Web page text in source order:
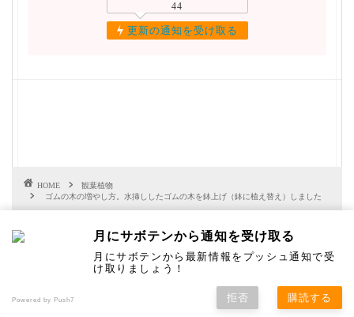
44
更新の通知を受け取る
HOME
観葉植物
ゴムの木の増やし方。水挿ししたゴムの木を鉢上げ（鉢に植え替え）しました
こちらの記事も読まれています
月にサボテンから通知を受け取る
月にサボテンから最新情報をプッシュ通知で受
け取りましょう！
Powered by Push7 拒否 購読する